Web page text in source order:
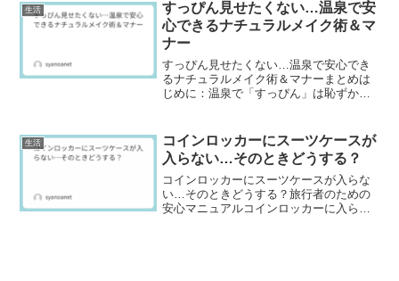
しながら発酵を保つことで...
生活
すっぴん見せたくない…温泉で安
心できるナチュラルメイク術＆マ
ナー
すっぴん見せたくない…温泉で安心でき
るナチュラルメイク術＆マナーまとめは
じめに：温泉で「すっぴん」は恥ずかし
「すっぴんを見せるのはちょっと抵抗が
あるなあ…」 そんな風...
生活
コインロッカーにスーツケースが
入らない…そのときどうする？
コインロッカーにスーツケースが入らな
い…そのときどうする？旅行者のための
安心マニュアルコインロッカーに入らな